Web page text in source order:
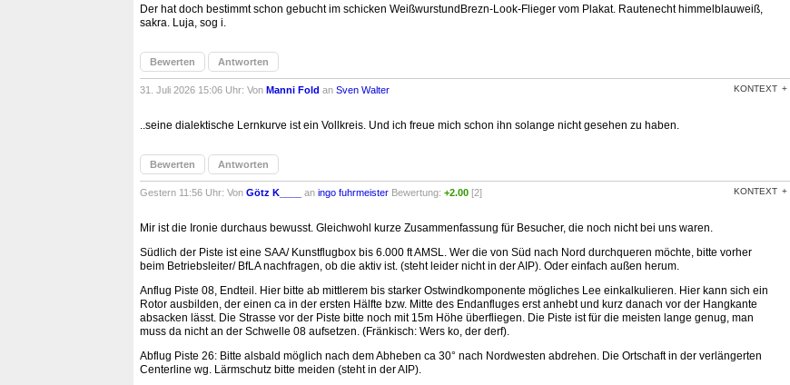
Der hat doch bestimmt schon gebucht im schicken WeißwurstundBrezn-Look-Flieger vom Plakat. Rautenecht himmelblauweiß,
sakra. Luja, sog i.
Bewerten Antworten
31. Juli 2026 15:06 Uhr: Von Manni Fold an Sven Walter KONTEXT
..seine dialektische Lernkurve ist ein Vollkreis. Und ich freue mich schon ihn solange nicht gesehen zu haben.
Bewerten Antworten
Gestern 11:56 Uhr: Von Götz K____ an ingo fuhrmeister Bewertung: +2.00 [2] KONTEXT
Mir ist die Ironie durchaus bewusst. Gleichwohl kurze Zusammenfassung für Besucher, die noch nicht bei uns waren.
Südlich der Piste ist eine SAA/ Kunstflugbox bis 6.000 ft AMSL. Wer die von Süd nach Nord durchqueren möchte, bitte vorher
beim Betriebsleiter/ BfLA nachfragen, ob die aktiv ist. (steht leider nicht in der AIP). Oder einfach außen herum.
Anflug Piste 08, Endteil. Hier bitte ab mittlerem bis starker Ostwindkomponente mögliches Lee einkalkulieren. Hier kann sich ein
Rotor ausbilden, der einen ca in der ersten Hälfte bzw. Mitte des Endanfluges erst anhebt und kurz danach vor der Hangkante
absacken lässt. Die Strasse vor der Piste bitte noch mit 15m Höhe überfliegen. Die Piste ist für die meisten lange genug, man
muss da nicht an der Schwelle 08 aufsetzen. (Fränkisch: Wers ko, der derf).
Abflug Piste 26: Bitte alsbald möglich nach dem Abheben ca 30° nach Nordwesten abdrehen. Die Ortschaft in der verlängerten
Centerline wg. Lärmschutz bitte meiden (steht in der AIP).